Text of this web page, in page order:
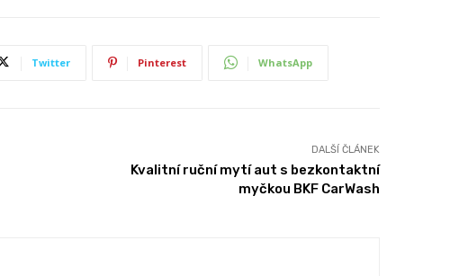
Twitter Pinterest WhatsApp
DALŠÍ ČLÁNEK
Kvalitní ruční mytí aut s bezkontaktní
myčkou BKF CarWash